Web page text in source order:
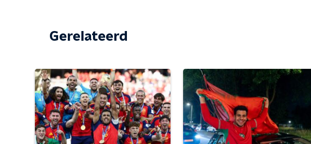
Gerelateerd